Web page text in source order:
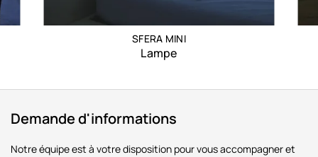
SFERA MINI
Lampe
Demande d'informations
Notre équipe est à votre disposition pour vous accompagner et